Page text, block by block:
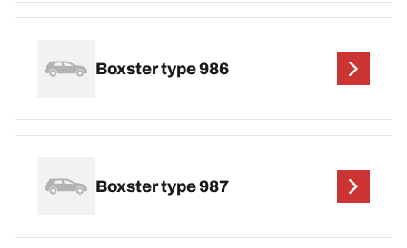
Boxster type 986
Boxster type 987